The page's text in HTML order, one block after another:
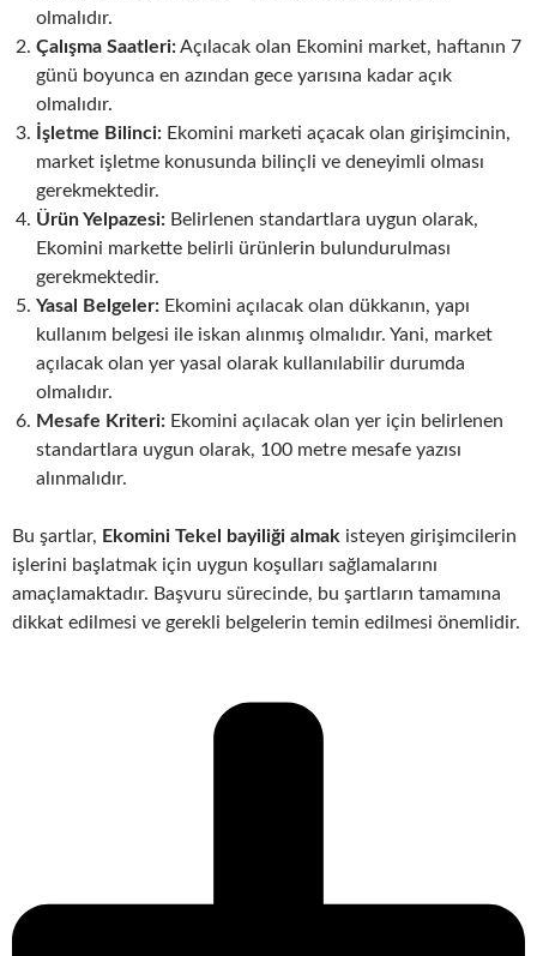
olmalıdır.
Çalışma Saatleri:Açılacak olan Ekomini market, haftanın 7
günü boyunca en azından gece yarısına kadar açık
olmalıdır.
İşletme Bilinci: Ekomini marketi açacak olan girişimcinin,
market işletme konusunda bilinçli ve deneyimli olması
gerekmektedir.
Ürün Yelpazesi: Belirlenen standartlara uygun olarak,
Ekomini markette belirli ürünlerin bulundurulması
gerekmektedir.
Yasal Belgeler: Ekomini açılacak olan dükkanın, yapı
kullanım belgesi ile iskan alınmış olmalıdır. Yani, market
açılacak olan yer yasal olarak kullanılabilir durumda
olmalıdır.
Mesafe Kriteri: Ekomini açılacak olan yer için belirlenen
standartlara uygun olarak, 100 metre mesafe yazısı
alınmalıdır.
Bu şartlar, Ekomini Tekel bayiliği almak isteyen girişimcilerin
işlerini başlatmak için uygun koşulları sağlamalarını
amaçlamaktadır. Başvuru sürecinde, bu şartların tamamına
dikkat edilmesi ve gerekli belgelerin temin edilmesi önemlidir.